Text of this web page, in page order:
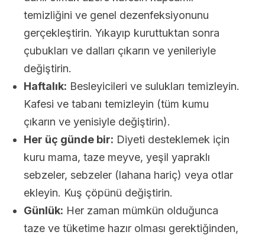
temizliğini ve genel dezenfeksiyonunu
gerçekleştirin. Yıkayıp kuruttuktan sonra
çubukları ve dalları çıkarın ve yenileriyle
değiştirin.
Haftalık: Besleyicileri ve sulukları temizleyin.
Kafesi ve tabanı temizleyin (tüm kumu
çıkarın ve yenisiyle değiştirin).
Her üç günde bir: Diyeti desteklemek için
kuru mama, taze meyve, yeşil yapraklı
sebzeler, sebzeler (lahana hariç) veya otlar
ekleyin. Kuş çöpünü değiştirin.
Günlük: Her zaman mümkün olduğunca
taze ve tüketime hazır olması gerektiğinden,